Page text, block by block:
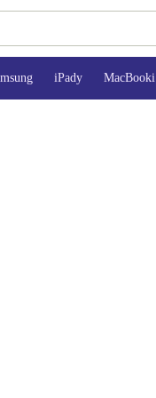
iPady MacBooki